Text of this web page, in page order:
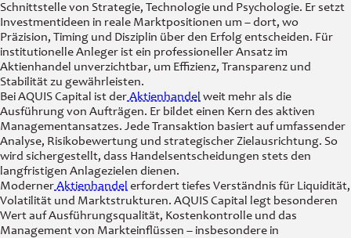
Schnittstelle von Strategie, Technologie und Psychologie. Er setzt
Investmentideen in reale Marktpositionen um – dort, wo
Präzision, Timing und Disziplin über den Erfolg entscheiden. Für
institutionelle Anleger ist ein professioneller Ansatz im
Aktienhandel unverzichtbar, um Effizienz, Transparenz und
Stabilität zu gewährleisten.
Bei AQUIS Capital ist derAktienhandel weit mehr als die
Ausführung von Aufträgen. Er bildet einen Kern des aktiven
Managementansatzes. Jede Transaktion basiert auf umfassender
Analyse, Risikobewertung und strategischer Zielausrichtung. So
wird sichergestellt, dass Handelsentscheidungen stets den
langfristigen Anlagezielen dienen.
ModernerAktienhandel erfordert tiefes Verständnis für Liquidität,
Volatilität und Marktstrukturen. AQUIS Capital legt besonderen
Wert auf Ausführungsqualität, Kostenkontrolle und das
Management von Markteinflüssen – insbesondere in